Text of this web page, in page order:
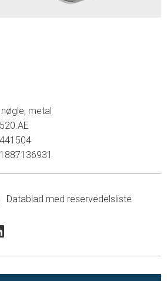
metal
Datablad med reservedelsliste